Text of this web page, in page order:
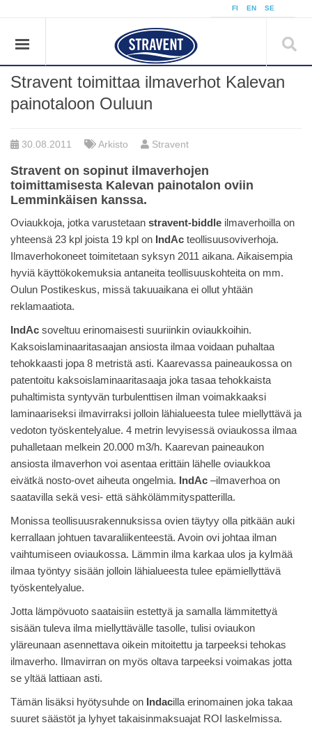
FI EN SE
Stravent toimittaa ilmaverhot Kalevan
painotaloon Ouluun
30.08.2011 Arkisto Stravent
Stravent on sopinut ilmaverhojen
toimittamisesta Kalevan painotalon oviin
Lemminkäisen kanssa.
Oviaukkoja, jotka varustetaan stravent-biddle ilmaverhoilla on
yhteensä 23 kpl joista 19 kpl on IndAc teollisuusoviverhoja.
Ilmaverhokoneet toimitetaan syksyn 2011 aikana. Aikaisempia
hyviä käyttökokemuksia antaneita teollisuuskohteita on mm.
Oulun Postikeskus, missä takuuaikana ei ollut yhtään
reklamaatiota.
IndAc soveltuu erinomaisesti suuriinkin oviaukkoihin.
Kaksoislaminaaritasaajan ansiosta ilmaa voidaan puhaltaa
tehokkaasti jopa 8 metristä asti. Kaarevassa paineaukossa on
patentoitu kaksoislaminaaritasaaja joka tasaa tehokkaista
puhaltimista syntyvän turbulenttisen ilman voimakkaaksi
laminaariseksi ilmavirraksi jolloin lähialueesta tulee miellyttävä ja
vedoton työskentelyalue. 4 metrin levyisessä oviaukossa ilmaa
puhalletaan melkein 20.000 m3/h. Kaarevan paineaukon
ansiosta ilmaverhon voi asentaa erittäin lähelle oviaukkoa
eivätkä nosto-ovet aiheuta ongelmia. IndAc –ilmaverhoa on
saatavilla sekä vesi- että sähkölämmityspatterilla.
Monissa teollisuusrakennuksissa ovien täytyy olla pitkään auki
kerrallaan johtuen tavaraliikenteestä. Avoin ovi johtaa ilman
vaihtumiseen oviaukossa. Lämmin ilma karkaa ulos ja kylmää
ilmaa työntyy sisään jolloin lähialueesta tulee epämiellyttävä
työskentelyalue.
Jotta lämpövuoto saataisiin estettyä ja samalla lämmitettyä
sisään tuleva ilma miellyttävälle tasolle, tulisi oviaukon
yläreunaan asennettava oikein mitoitettu ja tarpeeksi tehokas
ilmaverho. Ilmavirran on myös oltava tarpeeksi voimakas jotta
se yltää lattiaan asti.
Tämän lisäksi hyötysuhde on Indacilla erinomainen joka takaa
suuret säästöt ja lyhyet takaisinmaksuajat ROI laskelmissa.